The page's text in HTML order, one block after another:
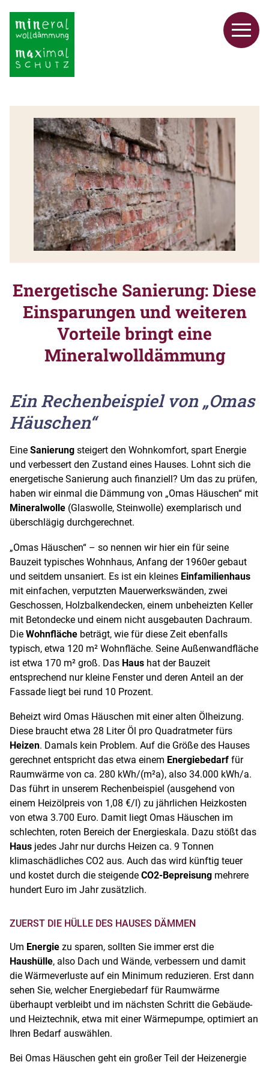
Energetische Sanierung: Diese
Einsparungen und weiteren
Vorteile bringt eine
Mineralwolldämmung
Ein Rechenbeispiel von „Omas
Häuschen“
Eine Sanierung steigert den Wohnkomfort, spart Energie
und verbessert den Zustand eines Hauses. Lohnt sich die
energetische Sanierung auch finanziell? Um das zu prüfen,
haben wir einmal die Dämmung von „Omas Häuschen“ mit
Mineralwolle (Glaswolle, Steinwolle) exemplarisch und
überschlägig durchgerechnet.
„Omas Häuschen“ – so nennen wir hier ein für seine
Bauzeit typisches Wohnhaus, Anfang der 1960er gebaut
und seitdem unsaniert. Es ist ein kleines Einfamilienhaus
mit einfachen, verputzten Mauerwerkswänden, zwei
Geschossen, Holzbalkendecken, einem unbeheizten Keller
mit Betondecke und einem nicht ausgebauten Dachraum.
Die Wohnfläche beträgt, wie für diese Zeit ebenfalls
typisch, etwa 120 m² Wohnfläche. Seine Außenwandfläche
ist etwa 170 m² groß. Das Haus hat der Bauzeit
entsprechend nur kleine Fenster und deren Anteil an der
Fassade liegt bei rund 10 Prozent.
Beheizt wird Omas Häuschen mit einer alten Ölheizung.
Diese braucht etwa 28 Liter Öl pro Quadratmeter fürs
Heizen. Damals kein Problem. Auf die Größe des Hauses
gerechnet entspricht das etwa einem Energiebedarf für
Raumwärme von ca. 280 kWh/(m²a), also 34.000 kWh/a.
Das führt in unserem Rechenbeispiel (ausgehend von
einem Heizölpreis von 1,08 €/l) zu jährlichen Heizkosten
von etwa 3.700 Euro. Damit liegt Omas Häuschen im
schlechten, roten Bereich der Energieskala. Dazu stößt das
Haus jedes Jahr nur durchs Heizen ca. 9 Tonnen
klimaschädliches CO2 aus. Auch das wird künftig teuer
und kostet durch die steigende CO2-Bepreisung mehrere
hundert Euro im Jahr zusätzlich.
ZUERST DIE HÜLLE DES HAUSES DÄMMEN
Um Energie zu sparen, sollten Sie immer erst die
Haushülle, also Dach und Wände, verbessern und damit
die Wärmeverluste auf ein Minimum reduzieren. Erst dann
sehen Sie, welcher Energiebedarf für Raumwärme
überhaupt verbleibt und im nächsten Schritt die Gebäude-
und Heiztechnik, etwa mit einer Wärmepumpe, optimiert an
Ihren Bedarf auswählen.
Bei Omas Häuschen geht ein großer Teil der Heizenergie